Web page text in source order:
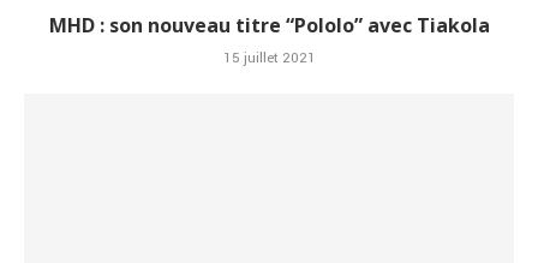
MHD : son nouveau titre “Pololo” avec Tiakola
15 juillet 2021